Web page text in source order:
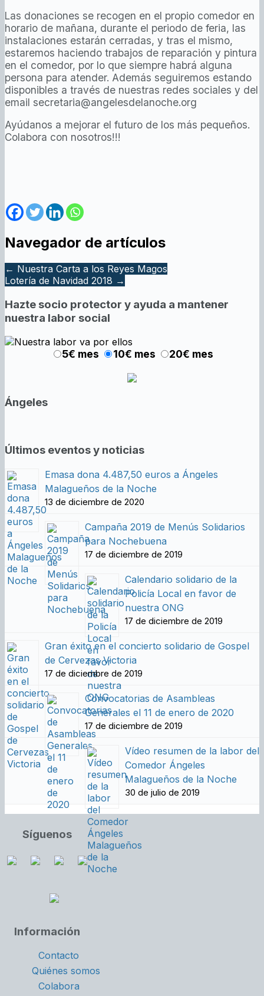
Las donaciones se recogen en el propio comedor en
horario de mañana, durante el periodo de feria, las
instalaciones estarán cerradas, y tras el mismo,
estaremos haciendo trabajos de reparación y pintura
en el comedor, por lo que siempre habrá alguna
persona para atender. Además seguiremos estando
disponibles a través de nuestras redes sociales y del
email secretaria@angelesdelanoche.org
Ayúdanos a mejorar el futuro de los más pequeños.
Colabora con nosotros!!!
Navegador de artículos
← Nuestra Carta a los Reyes Magos
Lotería de Navidad 2018 →
Hazte socio protector y ayuda a mantener
nuestra labor social
5€ mes 10€ mes 20€ mes
Ángeles
Últimos eventos y noticias
Emasa dona 4.487,50 euros a Ángeles
Malagueños de la Noche
13 de diciembre de 2020
Campaña 2019 de Menús Solidarios
para Nochebuena
17 de diciembre de 2019
Calendario solidario de la
Policía Local en favor de
nuestra ONG
17 de diciembre de 2019
Gran éxito en el concierto solidario de Gospel
de Cervezas Victoria
17 de diciembre de 2019
Convocatorias de Asambleas
Generales el 11 de enero de 2020
17 de diciembre de 2019
Vídeo resumen de la labor del
Comedor Ángeles
Malagueños de la Noche
30 de julio de 2019
Síguenos
Información
Contacto
Quiénes somos
Colabora